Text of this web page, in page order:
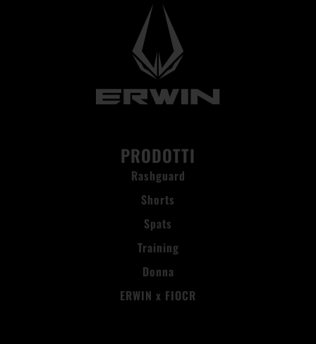
PRODOTTI
Rashguard
Shorts
Spats
Training
Donna
ERWIN x FIOCR